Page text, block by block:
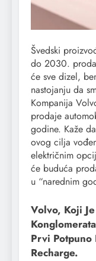
Švedski
do 2030.
će sve dizel,
nastojanju da
Kompanija
prodaje
godine. Kaže
ovog cilja
električnim
će buduća
u “narednim
Volvo, Koji
Prvi
Recharge.